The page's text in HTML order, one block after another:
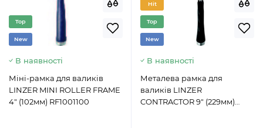
Top
New
В наявності
Міні-рамка для валиків
LINZER MINI ROLLER FRAME
4" (102мм) RF1001100
Hit
Top
New
В наявності
Металева рамка для
валиків LINZER
CONTRACTOR 9" (229мм)